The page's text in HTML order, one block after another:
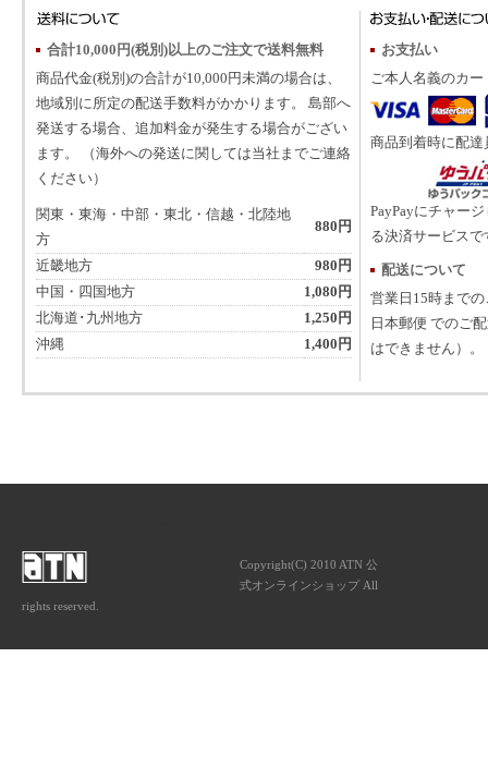
合計10,000円(税別)以上のご注文で送料無料
商品代金(税別)の合計が10,000円未満の場合は、
地域別に所定の配送手数料がかかります。 島部へ
発送する場合、追加料金が発生する場合がござい
ます。 （海外への発送に関しては当社までご連絡
ください）
関東・東海・中部・東北・信越・北陸地
方
880円
近畿地方
980円
中国・四国地方
1,080円
北海道･九州地方
1,250円
沖縄
1,400円
お支払い
ご本人名義のカ
商品到着時に配
PayPayにチャー
る決済サービスで
配送について
営業日15時まで
日本郵便 でのご
はできません）。
Copyright(C) 2010 ATN 公
式オンラインショップ All
rights reserved.